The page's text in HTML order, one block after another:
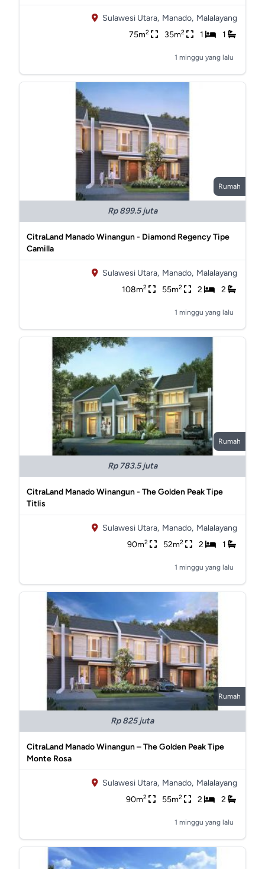
Sulawesi Utara, Manado, Malalayang
75m2 35m2 1 1
1 minggu yang lalu
Rumah
Rp 899.5 juta
CitraLand Manado Winangun - Diamond Regency Tipe
Camilla
Sulawesi Utara, Manado, Malalayang
108m2 55m2 2 2
1 minggu yang lalu
Rumah
Rp 783.5 juta
CitraLand Manado Winangun - The Golden Peak Tipe
Titlis
Sulawesi Utara, Manado, Malalayang
90m2 52m2 2 1
1 minggu yang lalu
Rumah
Rp 825 juta
CitraLand Manado Winangun – The Golden Peak Tipe
Monte Rosa
Sulawesi Utara, Manado, Malalayang
90m2 55m2 2 2
1 minggu yang lalu